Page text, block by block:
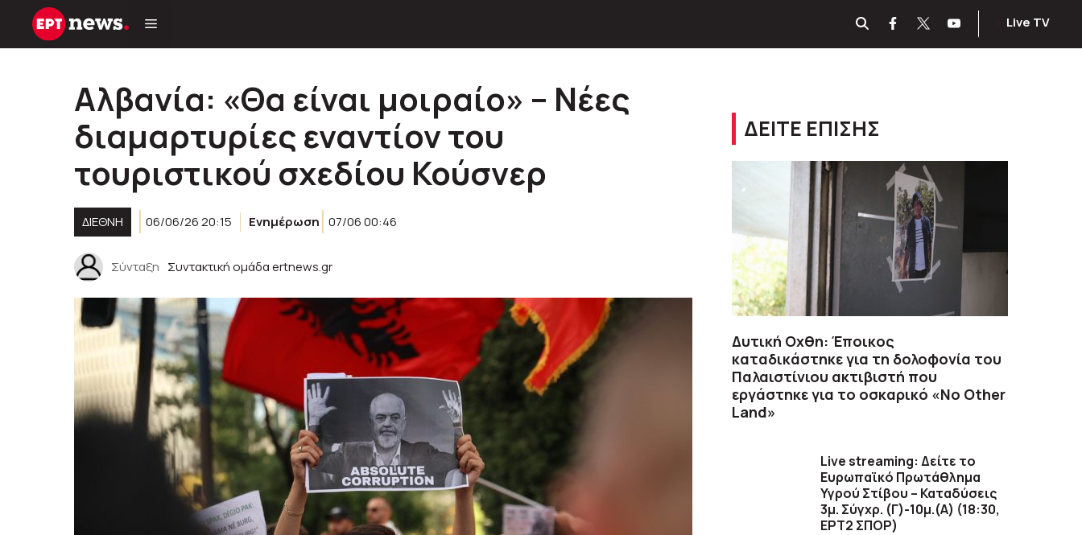
Μετάβαση
Live TV
Αλβανία: «Θα είναι μοιραίο» – Νέες
διαμαρτυρίες εναντίον του
τουριστικού σχεδίου Κούσνερ
ΔΙΕΘΝΉ 06/06/26 20:15 Ενημέρωση 07/06 00:46
Σύνταξη Συντακτική ομάδα ertnews.gr
ΔΕΙΤΕ ΕΠΙΣΗΣ
Δυτική Οχθη: Έποικος
καταδικάστηκε για τη δολοφονία του
Παλαιστίνιου ακτιβιστή που
εργάστηκε για το οσκαρικό «No Other
Land»
Live streaming: Δείτε το
Ευρωπαϊκό Πρωτάθλημα
Υγρού Στίβου – Καταδύσεις
3μ. Σύγχρ. (Γ)-10μ.(Α) (18:30,
ΕΡΤ2 ΣΠΟΡ)